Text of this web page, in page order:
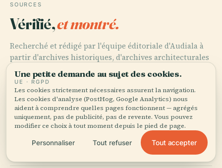
SOURCES
Vérifié,et montré.
Recherché et rédigé par l'équipe éditoriale d'Audiala à
partir d'archives historiques, d'archives architecturales
et de connaissances locales.
Dernière révision : August 2025
Football Academy Stadium Yerevan: Visiting Hours,
Tickets, and Guide to Armenia’s Premier Football Venue,
2025, wiki-gateway.eudic.net
Une petite demande au sujet des cookies.
UE · RGPD
Les cookies strictement nécessaires assurent la navigation.
Les cookies d'analyse (PostHog, Google Analytics) nous
aident à comprendre quelles pages fonctionnent — agrégés
uniquement, pas de publicité, pas de revente. Vous pouvez
modifier ce choix à tout moment depuis le pied de page.
Personnaliser Tout refuser Tout accepter